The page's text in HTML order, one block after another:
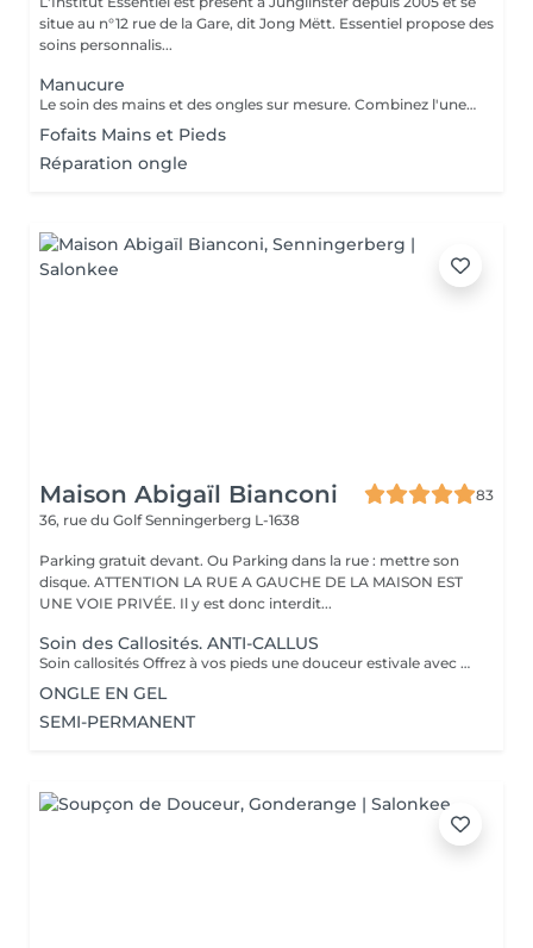
situe au n°12 rue de la Gare, dit Jong Mëtt. Essentiel propose des
soins personnalis...
Manucure
Le soin des mains et des ongles sur mesure. Combinez l'une des prestations avec votre soin visage.
Fofaits Mains et Pieds
Réparation ongle
Maison Abigaïl Bianconi
83
36, rue du GolfSenningerberg L-1638
Parking gratuit devant. Ou Parking dans la rue : mettre son
disque. ATTENTION LA RUE A GAUCHE DE LA MAISON EST
UNE VOIE PRIVÉE. Il y est donc interdit...
Soin des Callosités. ANTI-CALLUS
Soin callosités Offrez à vos pieds une douceur estivale avec notre soin anti-callosités. En 30 minutes, nous éliminons les zones rugueuses grâce à une soin professionnel ultra-efficace. Résultat : des pieds lisses, doux et prêts à se dévoiler dans vos sandales préférées. Parfait avant les beaux jours ! Attention, il ne s'agit pas d'une pédicure : nous ne nous occupons ni des ongles, ni de la pose de vernis.
ONGLE EN GEL
SEMI-PERMANENT